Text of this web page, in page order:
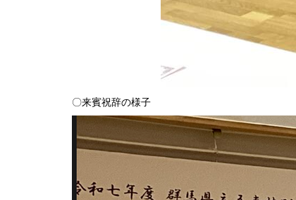
〇来賓祝辞の様子